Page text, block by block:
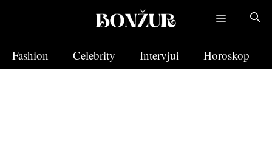
Fashion
Celebrity Intervjui Horoskop